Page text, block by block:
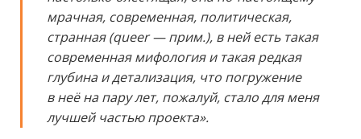
мрачная, современная, политическая,
странная (queer — прим.), в ней есть такая
современная мифология и такая редкая
глубина и детализация, что погружение
в неё на пару лет, пожалуй, стало для меня
лучшей частью проекта».